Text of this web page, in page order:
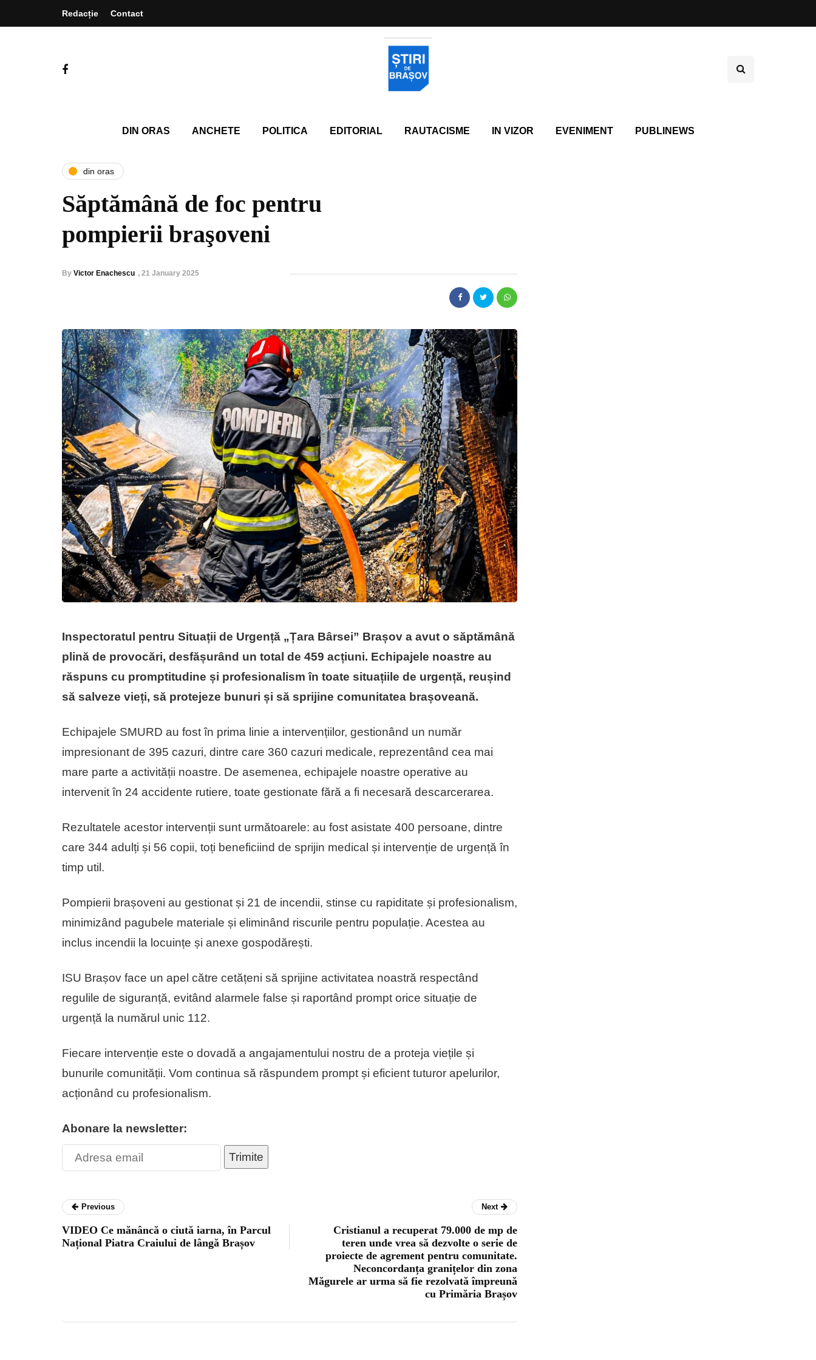
Redacție Contact
DIN ORAS ANCHETE POLITICA EDITORIAL RAUTACISME IN VIZOR EVENIMENT PUBLINEWS
din oras
Săptămână de foc pentru
pompierii braşoveni
By Victor Enachescu , 21 January 2025
Inspectoratul pentru Situații de Urgență „Țara Bârsei” Brașov a avut o săptămână
plină de provocări, desfășurând un total de 459 acțiuni. Echipajele noastre au
răspuns cu promptitudine și profesionalism în toate situațiile de urgență, reușind
să salveze vieți, să protejeze bunuri și să sprijine comunitatea brașoveană.
Echipajele SMURD au fost în prima linie a intervențiilor, gestionând un număr
impresionant de 395 cazuri, dintre care 360 cazuri medicale, reprezentând cea mai
mare parte a activității noastre. De asemenea, echipajele noastre operative au
intervenit în 24 accidente rutiere, toate gestionate fără a fi necesară descarcerarea.
Rezultatele acestor intervenții sunt următoarele: au fost asistate 400 persoane, dintre
care 344 adulți și 56 copii, toți beneficiind de sprijin medical și intervenție de urgență în
timp util.
Pompierii brașoveni au gestionat și 21 de incendii, stinse cu rapiditate și profesionalism,
minimizând pagubele materiale și eliminând riscurile pentru populație. Acestea au
inclus incendii la locuințe și anexe gospodărești.
ISU Brașov face un apel către cetățeni să sprijine activitatea noastră respectând
regulile de siguranță, evitând alarmele false și raportând prompt orice situație de
urgență la numărul unic 112.
Fiecare intervenție este o dovadă a angajamentului nostru de a proteja viețile și
bunurile comunității. Vom continua să răspundem prompt și eficient tuturor apelurilor,
acționând cu profesionalism.
Abonare la newsletter:
Trimite
Previous
VIDEO Ce mănâncă o ciută iarna, în Parcul
Național Piatra Craiului de lângă Brașov
Next
Cristianul a recuperat 79.000 de mp de
teren unde vrea să dezvolte o serie de
proiecte de agrement pentru comunitate.
Neconcordanța granițelor din zona
Măgurele ar urma să fie rezolvată împreună
cu Primăria Brașov